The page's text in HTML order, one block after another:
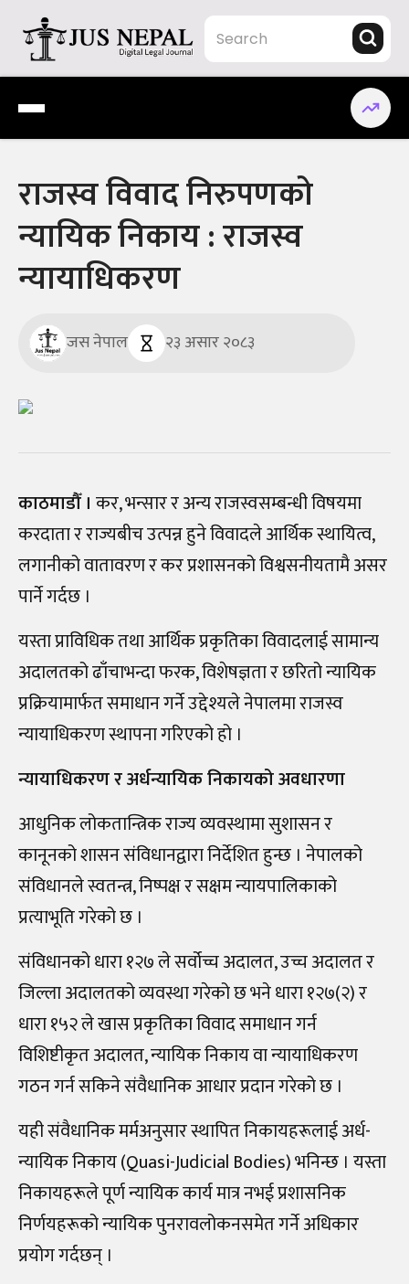
content
Jus Nepal | www.jusnepal.com
Digital Legal Journal
राजस्व विवाद निरुपणको
न्यायिक निकाय : राजस्व
न्यायाधिकरण
जस नेपाल २३ असार २०८३
काठमाडौँ । कर, भन्सार र अन्य राजस्वसम्बन्धी विषयमा
करदाता र राज्यबीच उत्पन्न हुने विवादले आर्थिक स्थायित्व,
लगानीको वातावरण र कर प्रशासनको विश्वसनीयतामै असर
पार्ने गर्दछ ।
यस्ता प्राविधिक तथा आर्थिक प्रकृतिका विवादलाई सामान्य
अदालतको ढाँचाभन्दा फरक, विशेषज्ञता र छरितो न्यायिक
प्रक्रियामार्फत समाधान गर्ने उद्देश्यले नेपालमा राजस्व
न्यायाधिकरण स्थापना गरिएको हो ।
न्यायाधिकरण र अर्धन्यायिक निकायको अवधारणा
आधुनिक लोकतान्त्रिक राज्य व्यवस्थामा सुशासन र
कानूनको शासन संविधानद्वारा निर्देशित हुन्छ । नेपालको
संविधानले स्वतन्त्र, निष्पक्ष र सक्षम न्यायपालिकाको
प्रत्याभूति गरेको छ ।
संविधानको धारा १२७ ले सर्वोच्च अदालत, उच्च अदालत र
जिल्ला अदालतको व्यवस्था गरेको छ भने धारा १२७(२) र
धारा १५२ ले खास प्रकृतिका विवाद समाधान गर्न
विशिष्टीकृत अदालत, न्यायिक निकाय वा न्यायाधिकरण
गठन गर्न सकिने संवैधानिक आधार प्रदान गरेको छ ।
यही संवैधानिक मर्मअनुसार स्थापित निकायहरूलाई अर्ध-
न्यायिक निकाय (Quasi-Judicial Bodies) भनिन्छ । यस्ता
निकायहरूले पूर्ण न्यायिक कार्य मात्र नभई प्रशासनिक
निर्णयहरूको न्यायिक पुनरावलोकनसमेत गर्ने अधिकार
प्रयोग गर्दछन् ।